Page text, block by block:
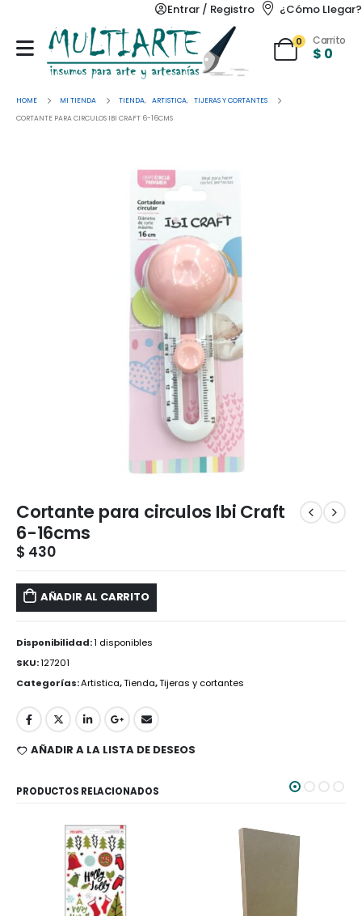
Entrar / Registro ¿Cómo Llegar?
0 Carrito
$ 0
HOME MI TIENDA TIENDA, ARTISTICA, TIJERAS Y CORTANTES
CORTANTE PARA CIRCULOS IBI CRAFT 6-16CMS
Cortante para circulos Ibi Craft
6-16cms
$ 430
AÑADIR AL CARRITO
Disponibilidad:1 disponibles
SKU:127201
Categorías:Artistica,Tienda,Tijeras y cortantes
AÑADIR A LA LISTA DE DESEOS
PRODUCTOS RELACIONADOS